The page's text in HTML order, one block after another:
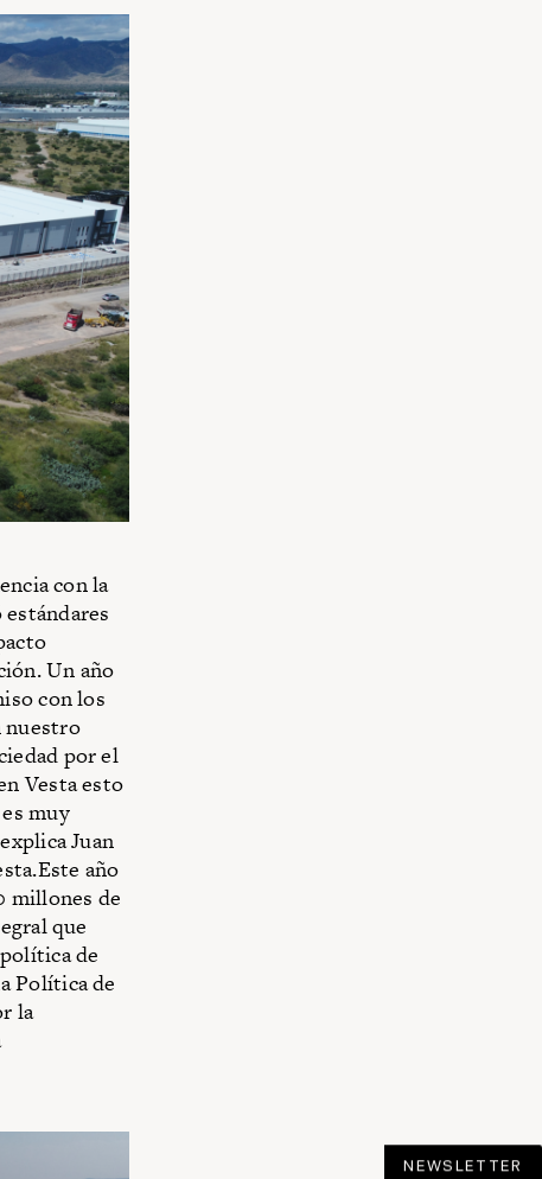
con la
Un año
con los
nuestro
por el
Vesta esto
muy
Juan
año
millones de
que
de
Política de
la
NEWSLETTER